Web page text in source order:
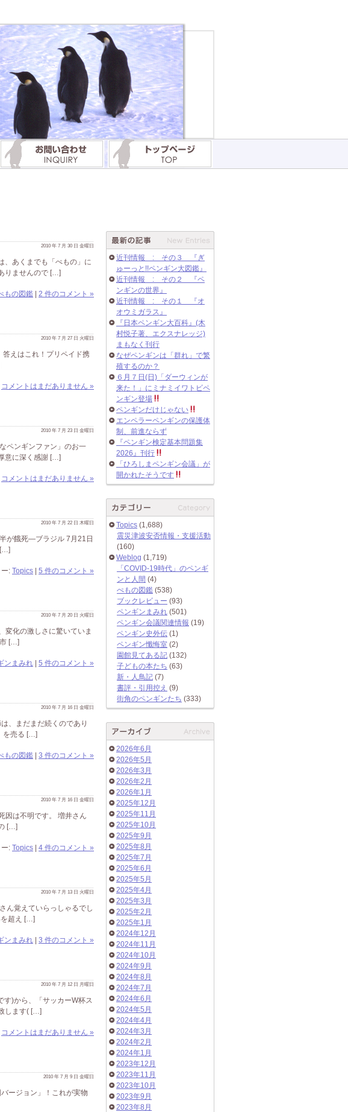
2010 年 7 月 30 日 金曜日
、あくまでも「ぺもの」に
りませんので […]
もの図鑑 2 件のコメント »
2010 年 7 月 27 日 火曜日
えはこれ！プリペイド携
コメントはまだありません »
2010 年 7 月 23 日 金曜日
ペンギンファン」のお一
意に深く感謝 […]
コメントはまだありません »
2010 年 7 月 22 日 木曜日
が餓死―ブラジル 7月21日
[…]
: Topics 5 件のコメント »
2010 年 7 月 20 日 火曜日
変化の激しさに驚いていま
[…]
ンまみれ 5 件のコメント »
2010 年 7 月 16 日 金曜日
、まだまだ続くのであり
を売る […]
もの図鑑 3 件のコメント »
2010 年 7 月 16 日 金曜日
因は不明です。 増井さん
[…]
: Topics 4 件のコメント »
2010 年 7 月 13 日 火曜日
ん覚えていらっしゃるでし
を超え […]
ンまみれ 3 件のコメント »
2010 年 7 月 12 日 月曜日
す)から、「サッカーW杯ス
します( […]
コメントはまだありません »
2010 年 7 月 9 日 金曜日
ージョン」！これが実物
近刊情報 : その３ 『ぎ
ゅーっと!!ペンギン大図鑑』
近刊情報 : その２ 『ペ
ンギンの世界』
近刊情報 : その１ 『オ
オウミガラス』
『日本ペンギン大百科』(木
村悦子著、エクスナレッジ)
まもなく刊行
なぜペンギンは「群れ」で繁
殖するのか？
６月７日(日)「ダーウィンが
来た！」にミナミイワトビペ
ンギン登場
ペンギンだけじゃない
エンペラーペンギンの保護体
制、前進ならず
『ペンギン検定基本問題集
2026』刊行
「ひろしまペンギン会議」が
開かれたそうです
Topics (1,688)
震災津波安否情報・支援活動
(160)
Weblog (1,719)
「COVID-19時代」のペンギ
ンと人間 (4)
ぺもの図鑑 (538)
ブックレビュー (93)
ペンギンまみれ (501)
ペンギン会議関連情報 (19)
ペンギン史外伝 (1)
ペンギン懺悔室 (2)
園館見てある記 (132)
子どもの本たち (63)
新・人鳥記 (7)
書評・引用控え (9)
街角のペンギンたち (333)
2026年6月
2026年5月
2026年3月
2026年2月
2026年1月
2025年12月
2025年11月
2025年10月
2025年9月
2025年8月
2025年7月
2025年6月
2025年5月
2025年4月
2025年3月
2025年2月
2025年1月
2024年12月
2024年11月
2024年10月
2024年9月
2024年8月
2024年7月
2024年6月
2024年5月
2024年4月
2024年3月
2024年2月
2024年1月
2023年12月
2023年11月
2023年10月
2023年9月
2023年8月